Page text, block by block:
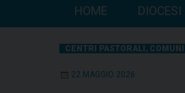
HOME DIOCESI
CENTRI PASTORALI ,
22 MAGGIO 2026